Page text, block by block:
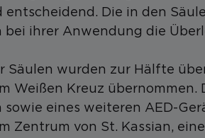
entscheidend. Die in den
ihrer Anwendung die
Säulen wurden zur Hälfte
Weißen Kreuz
eines weiteren AED-
Zentrum von St. Kassian,